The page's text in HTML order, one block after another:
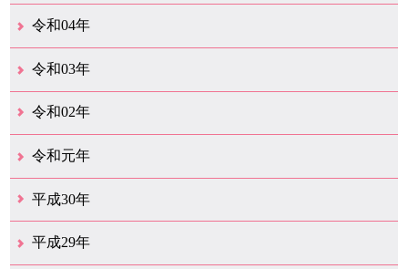
12月（37）
11月（31）
10月（30）
9月（30）
8月（26）
7月（29）
6月（19）
5月（27）
4月（28）
3月（39）
2月（21）
1月（23）
令和04年
12月（41）
11月（21）
10月（32）
9月（33）
8月（31）
7月（25）
6月（29）
5月（16）
4月（48）
3月（42）
2月（23）
1月（31）
令和03年
12月（26）
11月（25）
10月（18）
9月（33）
8月（25）
7月（28）
6月（24）
5月（24）
4月（35）
3月（68）
2月（18）
1月（44）
令和02年
12月（39）
11月（18）
10月（25）
9月（20）
8月（31）
7月（28）
6月（41）
5月（36）
4月（49）
3月（68）
2月（38）
1月（12）
令和元年
12月（19）
11月（19）
10月（32）
9月（22）
8月（15）
7月（18）
6月（24）
5月（11）
4月（41）
3月（19）
2月（10）
1月（8）
平成30年
12月（15）
11月（11）
10月（17）
9月（14）
8月（11）
7月（41）
6月（12）
5月（13）
4月（21）
3月（35）
2月（12）
1月（11）
平成29年